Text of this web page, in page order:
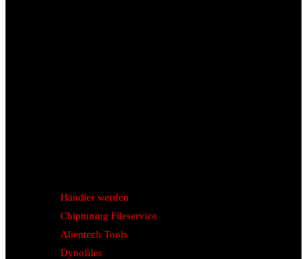
Händler werden
Chiptuning Fileservice
Alientech Tools
Dynofiles